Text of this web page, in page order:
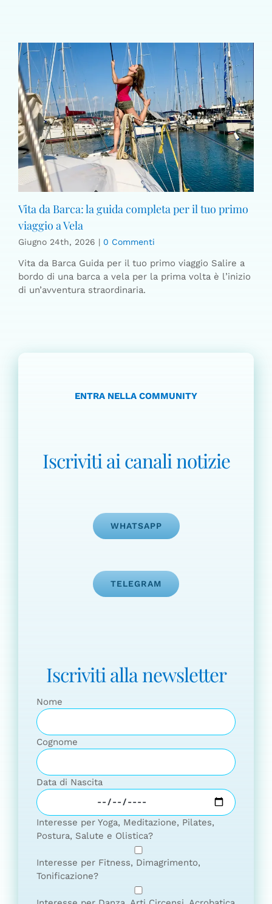
Vita da Barca: la guida completa per il tuo primo
viaggio a Vela
Giugno 24th, 2026 | 0 Commenti
Vita da Barca Guida per il tuo primo viaggio Salire a
bordo di una barca a vela per la prima volta è l’inizio
di un’avventura straordinaria.
ENTRA NELLA COMMUNITY
Iscriviti ai canali notizie
WHATSAPP
TELEGRAM
Iscriviti alla newsletter
Nome
Cognome
Data di Nascita
Interesse per Yoga, Meditazione, Pilates,
Postura, Salute e Olistica?
Interesse per Fitness, Dimagrimento,
Tonificazione?